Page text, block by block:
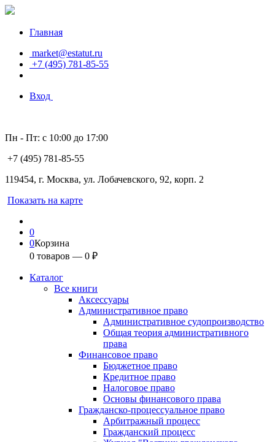
Главная
market@estatut.ru
+7 (495) 781-85-55
Вход
Пн - Пт: с 10:00 до 17:00
+7 (495) 781-85-55
119454, г. Москва, ул. Лобачевского, 92, корп. 2
Показать на карте
0
0Корзина
0 товаров — 0 ₽
Каталог
Все книги
Аксессуары
Административное право
Административное судопроизводство
Общая теория административного
права
Финансовое право
Бюджетное право
Кредитное право
Налоговое право
Основы финансового права
Гражданско-процессуальное право
Арбитражный процесс
Гражданский процесс